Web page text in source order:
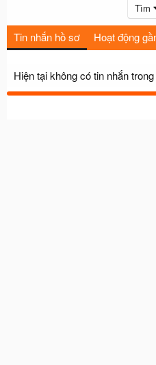
Tìm
Tin nhắn hồ sơ Hoạt động
Hiện tại không có tin nhắn